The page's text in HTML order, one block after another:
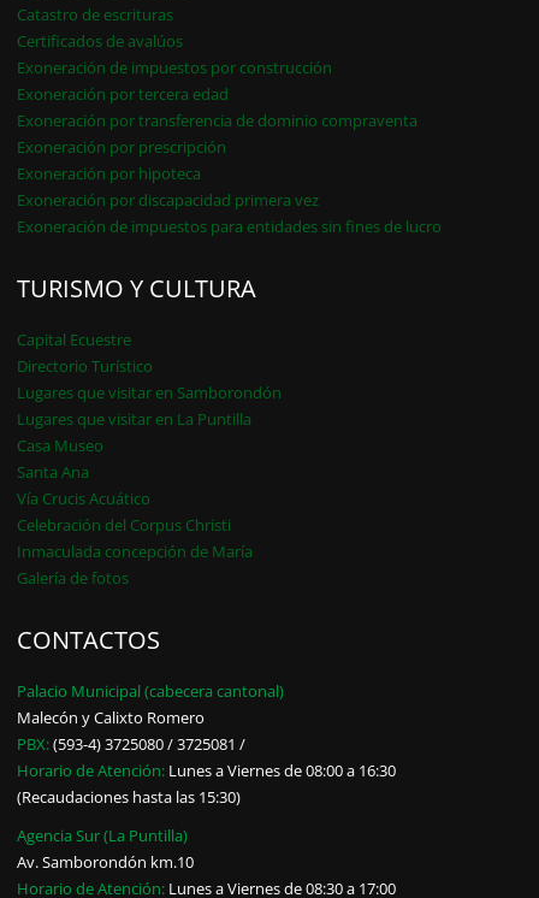
Catastro de escrituras
Certificados de avalúos
Exoneración de impuestos por construcción
Exoneración por tercera edad
Exoneración por transferencia de dominio compraventa
Exoneración por prescripción
Exoneración por hipoteca
Exoneración por discapacidad primera vez
Exoneración de impuestos para entidades sin fines de lucro
TURISMO Y CULTURA
Capital Ecuestre
Directorio Turístico
Lugares que visitar en Samborondón
Lugares que visitar en La Puntilla
Casa Museo
Santa Ana
Vía Crucis Acuático
Celebración del Corpus Christi
Inmaculada concepción de María
Galería de fotos
CONTACTOS
Palacio Municipal (cabecera cantonal)
Malecón y Calixto Romero
PBX:(593-4) 3725080 / 3725081 /
Horario de Atención: Lunes a Viernes de 08:00 a 16:30
(Recaudaciones hasta las 15:30)
Agencia Sur (La Puntilla)
Av. Samborondón km.10
Horario de Atención: Lunes a Viernes de 08:30 a 17:00